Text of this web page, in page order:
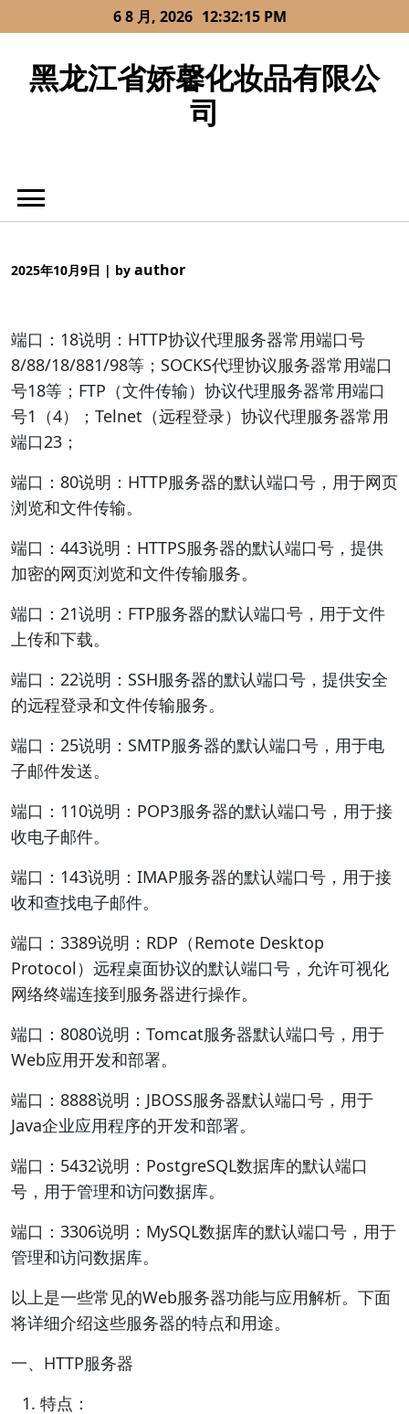
to
6 8 月, 2026 12:32:16 PM
黑龙江省娇馨化妆品有限公
司
2025年10月9日 | by author
端口：18说明：HTTP协议代理服务器常用端口号
8/88/18/881/98等；SOCKS代理协议服务器常用端口
号18等；FTP（文件传输）协议代理服务器常用端口
号1（4）；Telnet（远程登录）协议代理服务器常用
端口23；
端口：80说明：HTTP服务器的默认端口号，用于网页
浏览和文件传输。
端口：443说明：HTTPS服务器的默认端口号，提供
加密的网页浏览和文件传输服务。
端口：21说明：FTP服务器的默认端口号，用于文件
上传和下载。
端口：22说明：SSH服务器的默认端口号，提供安全
的远程登录和文件传输服务。
端口：25说明：SMTP服务器的默认端口号，用于电
子邮件发送。
端口：110说明：POP3服务器的默认端口号，用于接
收电子邮件。
端口：143说明：IMAP服务器的默认端口号，用于接
收和查找电子邮件。
端口：3389说明：RDP（Remote Desktop
Protocol）远程桌面协议的默认端口号，允许可视化
网络终端连接到服务器进行操作。
端口：8080说明：Tomcat服务器默认端口号，用于
Web应用开发和部署。
端口：8888说明：JBOSS服务器默认端口号，用于
Java企业应用程序的开发和部署。
端口：5432说明：PostgreSQL数据库的默认端口
号，用于管理和访问数据库。
端口：3306说明：MySQL数据库的默认端口号，用于
管理和访问数据库。
以上是一些常见的Web服务器功能与应用解析。下面
将详细介绍这些服务器的特点和用途。
一、HTTP服务器
特点：